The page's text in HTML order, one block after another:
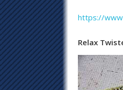
https://
Relax